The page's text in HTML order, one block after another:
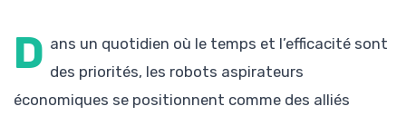
D ans un quotidien où le temps et l’efficacité sont
des priorités, les robots aspirateurs
économiques se positionnent comme des alliés